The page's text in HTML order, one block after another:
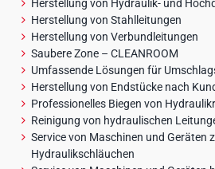
Herstellung von Hydraulik- und
Herstellung von Stahlleitungen
Herstellung von Verbundleitungen
Saubere Zone – CLEANROOM
Umfassende Lösungen für
Herstellung von Endstücke nach
Professionelles Biegen von
Reinigung von hydraulischen
Service von Maschinen und Geräten
Hydraulikschläuchen